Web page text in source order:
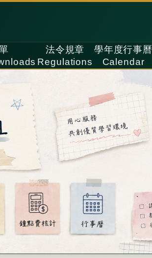
法令規章
Regulations
學年度行事曆
Calendar